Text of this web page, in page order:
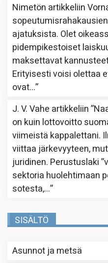
Nimetön artikkeliin
ajatuksista. Olet
pidempikestoiset
maksettavat
Erityisesti voisi olettaa
ovat…”
J. V. Vahe artikkeliin
on kuin lottovoitto
viimeistä kappalettani.
viittaa järkevyyteen,
juridinen. Perustuslaki
sektoria huolehtimaan
sotesta,…”
SISÄLTÖ
Asunnot ja metsä